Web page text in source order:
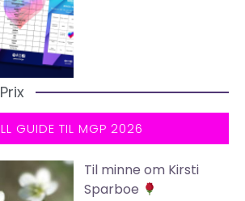
GUIDE TIL MGP 2026
Til minne om Kirsti
Sparboe